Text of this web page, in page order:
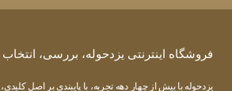
فروشگاه اینترنتی یزدحوله، بررسی، انتخاب
یزدحوله با بیش از چهار دهه تجربه، با پایبندی بر اصل